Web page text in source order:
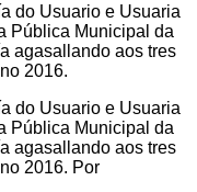
do Usuario e Usuaria
Pública Municipal da
agasallando aos tres
2016.
do Usuario e Usuaria
Pública Municipal da
agasallando aos tres
2016. Por